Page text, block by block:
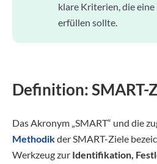
klare Kriterien, die
erfüllen sollte.
Definition: SMART-
Das Akronym „SMART“ und die
Methodikder SMART-Ziele
Werkzeug zur Identifikation,